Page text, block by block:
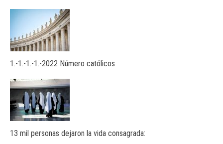
1.-1.-1.-1.-2022 Número católicos
13 mil personas dejaron la vida consagrada: